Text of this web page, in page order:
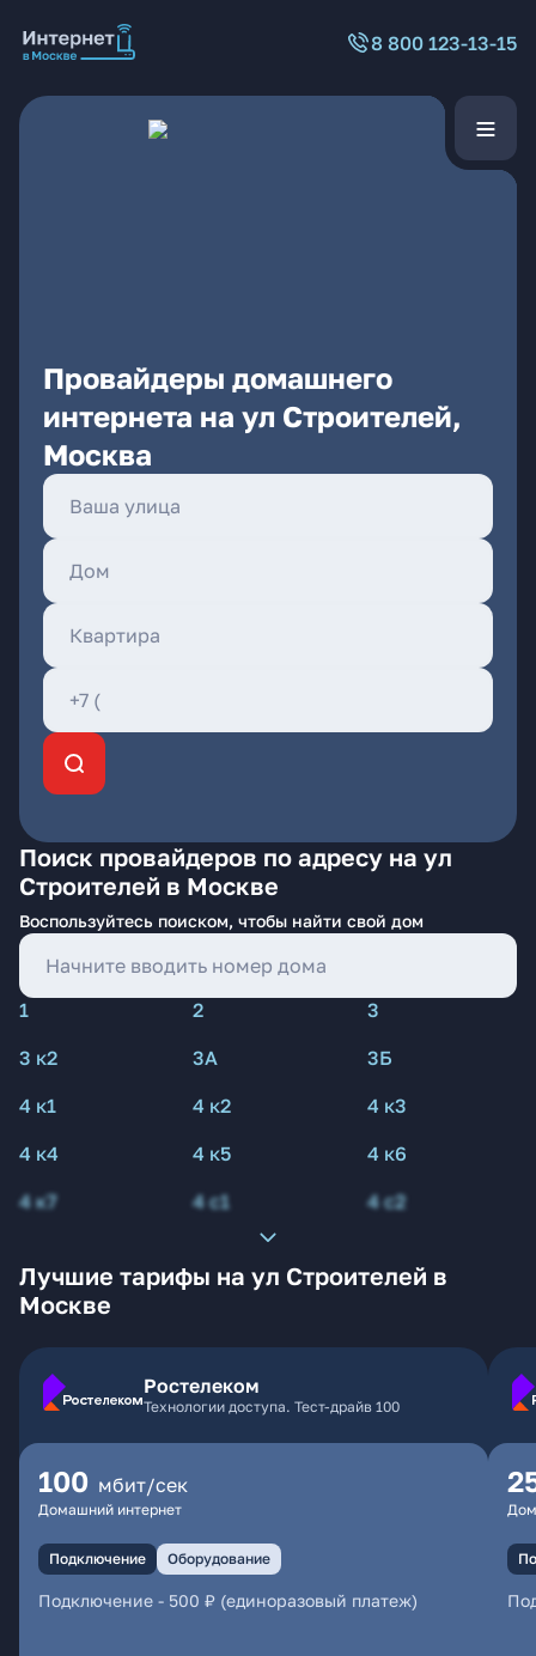
8 800 123-13-15
Провайдеры домашнего
интернета на ул Строителей,
Москва
Поиск провайдеров по адресу на ул
Строителей в Москве
Воспользуйтесь поиском, чтобы найти свой дом
1 2
3
3 к2
3А
3Б
4 к1
4 к2
4 к3
4 к4
4 к5
4 к6
4 к7
4 с1 4 с2
Лучшие тарифы на ул Строителей в
Москве
Ростелеком
Технологии доступа. Тест-драйв 100
100 мбит/сек
Домашний интернет
Подключение Оборудование
Подключение - 500 ₽ (единоразовый платеж)